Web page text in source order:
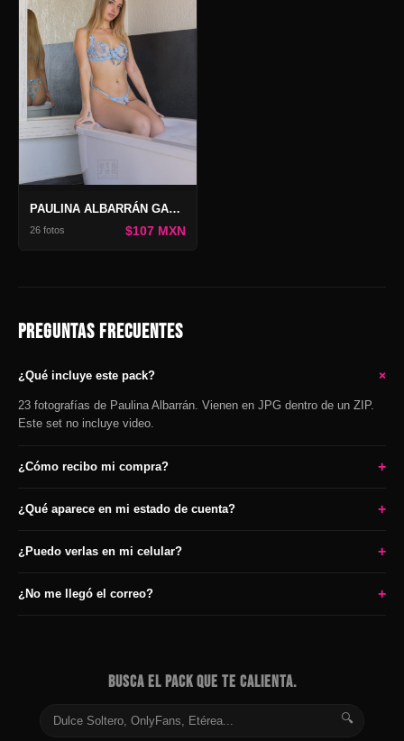
PAULINA ALBARRÁN GALERÍA FAIRYTALE
26 fotos $107 MXN
PREGUNTAS FRECUENTES
¿Qué incluye este pack? +
23 fotografías de Paulina Albarrán. Vienen en JPG dentro de un ZIP.
Este set no incluye video.
¿Cómo recibo mi compra? +
¿Qué aparece en mi estado de cuenta? +
¿Puedo verlas en mi celular? +
¿No me llegó el correo? +
BUSCA EL PACK QUE TE CALIENTA.
🔍